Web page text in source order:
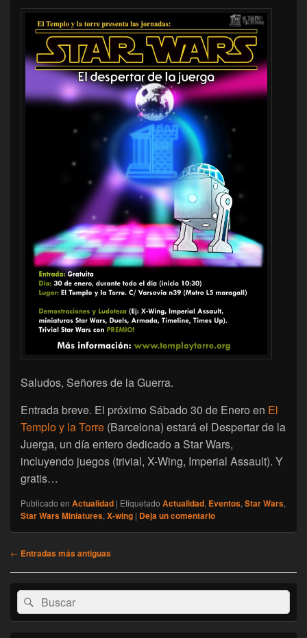
Saludos, Señores de la Guerra.
Entrada breve. El próximo Sábado 30 de Enero en El
Templo y la Torre (Barcelona) estará el Despertar de la
Juerga, un día entero dedicado a Star Wars,
incluyendo juegos (trivial, X-Wing, Imperial Assault). Y
gratis…
Publicado en Actualidad | Etiquetado Actualidad, Eventos, Star Wars,
Star Wars Miniatures, X-wing | Deja un comentario
Navegación
← Entradas más antiguas
El
área
de
widget
Buscar
por:
Buscar